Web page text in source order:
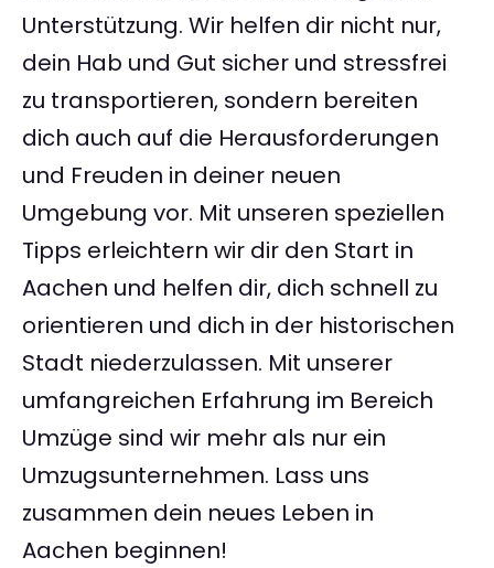
Unterstützung. Wir helfen dir nicht nur,
dein Hab und Gut sicher und stressfrei
zu transportieren, sondern bereiten
dich auch auf die Herausforderungen
und Freuden in deiner neuen
Umgebung vor. Mit unseren speziellen
Tipps erleichtern wir dir den Start in
Aachen und helfen dir, dich schnell zu
orientieren und dich in der historischen
Stadt niederzulassen. Mit unserer
umfangreichen Erfahrung im Bereich
Umzüge sind wir mehr als nur ein
Umzugsunternehmen. Lass uns
zusammen dein neues Leben in
Aachen beginnen!